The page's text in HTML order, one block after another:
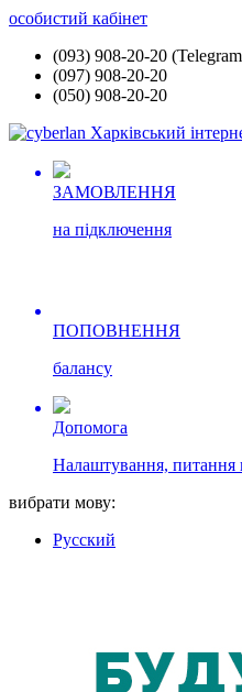
особистий кабінет
(093) 908-20-20
(097) 908-20-20
(050) 908-20-20
ЗАМОВЛЕННЯ
на підключення
ПОПОВНЕННЯ
балансу
Допомога
Налаштування, питання
вибрати мову:
Русский